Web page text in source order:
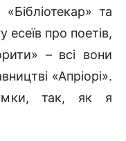
та
есеїв про поетів,
– всі вони
«Апріорі».
так, як я